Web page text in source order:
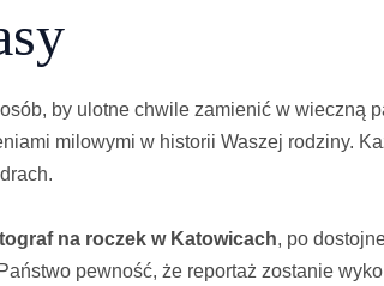
by ulotne chwile zamienić w wieczną
milowymi w historii Waszej rodziny.
na roczek w Katowicach, po
pewność, że reportaż zostanie